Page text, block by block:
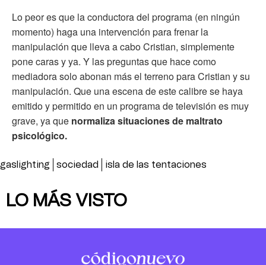
Lo peor es que la conductora del programa (en ningún
momento) haga una intervención para frenar la
manipulación que lleva a cabo Cristian, simplemente
pone caras y ya. Y las preguntas que hace como
mediadora solo abonan más el terreno para Cristian y su
manipulación. Que una escena de este calibre se haya
emitido y permitido en un programa de televisión es muy
grave, ya que normaliza situaciones de maltrato
psicológico.
gaslighting sociedad isla de las tentaciones
LO MÁS VISTO